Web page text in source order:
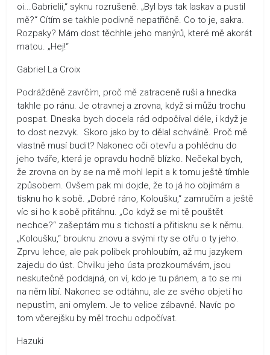
oi...Gabrielii,“ syknu rozrušeně. „Byl bys tak laskav a pustil
mě?“ Cítím se takhle podivně nepatřičně. Co to je, sakra.
Rozpaky? Mám dost těchhle jeho manýrů, které mě akorát
matou. „Hej!“
Gabriel La Croix
Podrážděně zavrčím, proč mě zatraceně ruší a hnedka
takhle po ránu. Je otravnej a zrovna, když si můžu trochu
pospat. Dneska bych docela rád odpočíval déle, i když je
to dost nezvyk. Skoro jako by to dělal schválně. Proč mě
vlastně musí budit? Nakonec oči otevřu a pohlédnu do
jeho tváře, která je opravdu hodně blízko. Nečekal bych,
že zrovna on by se na mě mohl lepit a k tomu ještě tímhle
způsobem. Ovšem pak mi dojde, že to já ho objímám a
tisknu ho k sobě. „Dobré ráno, Koloušku,“ zamručím a ještě
víc si ho k sobě přitáhnu. „Co když se mi tě pouštět
nechce?“ zašeptám mu s tichostí a přitisknu se k němu.
„Koloušku,“ brouknu znovu a svými rty se otřu o ty jeho.
Zprvu lehce, ale pak polibek prohloubím, až mu jazykem
zajedu do úst. Chvilku jeho ústa prozkoumávám, jsou
neskutečně poddajná, on ví, kdo je tu pánem, a to se mi
na něm líbí. Nakonec se odtáhnu, ale ze svého objetí ho
nepustím, ani omylem. Je to velice zábavné. Navíc po
tom včerejšku by měl trochu odpočívat.
Hazuki